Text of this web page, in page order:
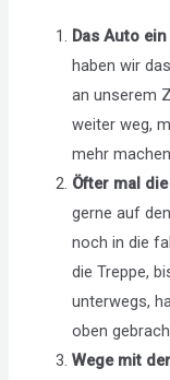
Das Auto
haben wir
an unserem
weiter weg,
mehr
Öfter mal
gerne auf
noch in die
die Treppe,
unterwegs,
oben
Wege mit